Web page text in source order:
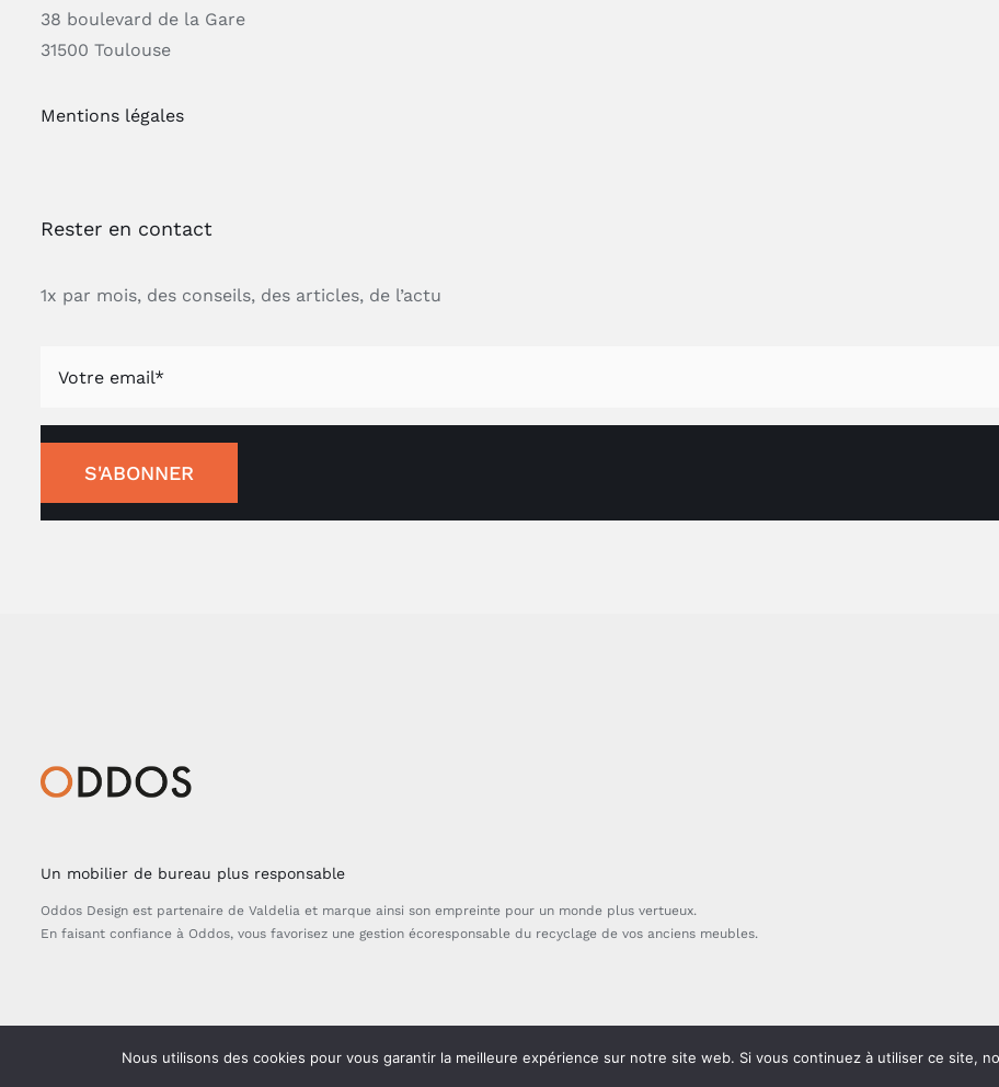
38 boulevard de la Gare
31500 Toulouse
Mentions légales
Rester en contact
1x par mois, des conseils, des articles, de l’actu
S'ABONNER
Un mobilier de bureau plus responsable
Oddos Design est partenaire de Valdelia et marque ainsi son empreinte pour un monde plus vertueux.
En faisant confiance à Oddos, vous favorisez une gestion écoresponsable du recyclage de vos anciens meubles.
Nous utilisons des cookies pour vous garantir la meilleure expérience sur notre site web. Si vous continuez à utiliser ce site,